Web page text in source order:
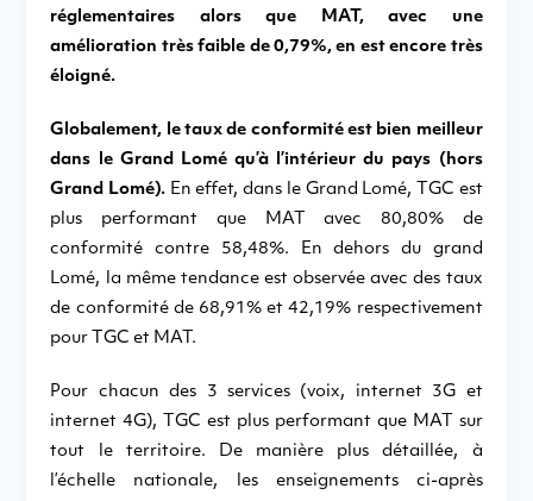
réglementaires alors que MAT, avec une
amélioration très faible de 0,79%, en est encore très
éloigné.
Globalement, le taux de conformité est bien meilleur
dans le Grand Lomé qu’à l’intérieur du pays (hors
Grand Lomé). En effet, dans le Grand Lomé, TGC est
plus performant que MAT avec 80,80% de
conformité contre 58,48%. En dehors du grand
Lomé, la même tendance est observée avec des taux
de conformité de 68,91% et 42,19% respectivement
pour TGC et MAT.
Pour chacun des 3 services (voix, internet 3G et
internet 4G), TGC est plus performant que MAT sur
tout le territoire. De manière plus détaillée, à
l’échelle nationale, les enseignements ci-après